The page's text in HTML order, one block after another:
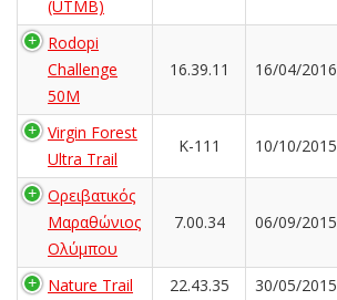
(UTMB)
Rodopi
Challenge
50M
16.39.11 16/04/2016
Virgin Forest
Ultra Trail
K-111 10/10/2015
Ορειβατικός
Μαραθώνιος
Ολύμπου
7.00.34 06/09/2015
Nature Trail 22.43.35 30/05/2015